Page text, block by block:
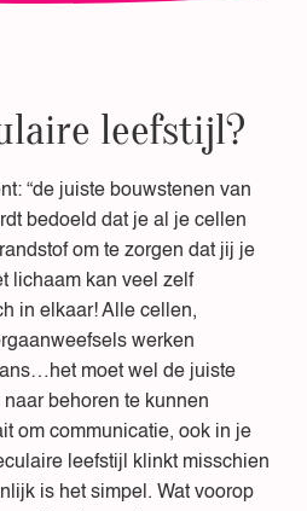
leefstijl?
“de juiste bouwstenen van
bedoeld dat je al je cellen
om te zorgen dat jij je
lichaam kan veel zelf
in elkaar! Alle cellen,
werken
moet wel de juiste
behoren te kunnen
om communicatie, ook in je
leefstijl klinkt misschien
is het simpel. Wat voorop